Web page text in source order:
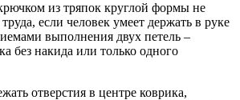
из тряпок круглой формы не
если человек умеет держать в руке
выполнения двух петель –
без накида или только одного
отверстия в центре коврика,